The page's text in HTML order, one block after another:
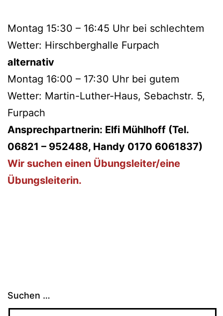
Montag 15:30 – 16:45 Uhr bei schlechtem
Wetter: Hirschberghalle Furpach
alternativ
Montag 16:00 – 17:30 Uhr bei gutem
Wetter: Martin-Luther-Haus, Sebachstr. 5,
Furpach
Ansprechpartnerin: Elfi Mühlhoff (Tel.
06821 – 952488, Handy 0170 6061837)
Wir suchen einen Übungsleiter/eine
Übungsleiterin.
Suchen …